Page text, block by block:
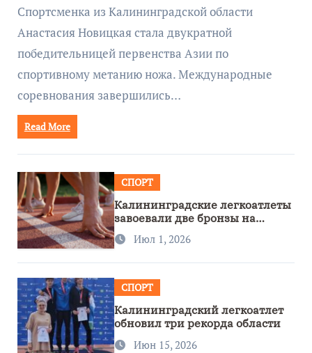
Спортсменка из Калининградской области
Анастасия Новицкая стала двукратной
победительницей первенства Азии по
спортивному метанию ножа. Международные
соревнования завершились…
Read More
СПОРТ
Калининградские легкоатлеты
завоевали две бронзы на
первенстве России
Июл 1, 2026
СПОРТ
Калининградский легкоатлет
обновил три рекорда области
Июн 15, 2026